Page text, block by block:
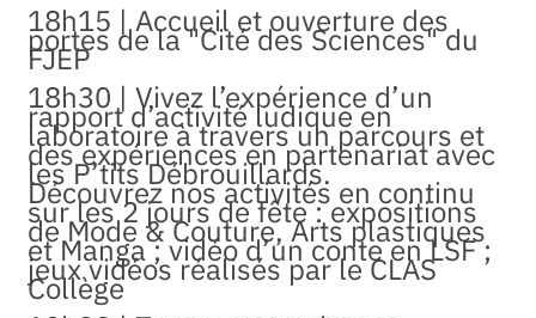
18h15 | Accueil et ouverture des
portes de la "Cité des Sciences" du
FJEP
18h30 | Vivez l’expérience d’un
rapport d’activité ludique en
laboratoire à travers un parcours et
des expériences en partenariat avec
les P’tits Débrouillards.
Découvrez nos activités en continu
sur les 2 jours de fête : expositions
de Mode & Couture, Arts plastiques
et Manga ; vidéo d’un conte en LSF ;
jeux vidéos réalisés par le CLAS
Collège